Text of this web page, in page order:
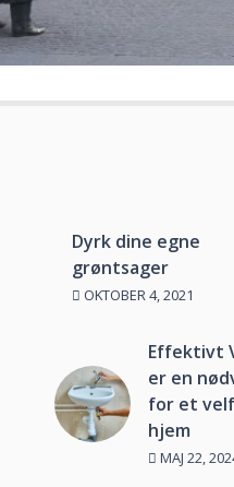
Dyrk dine egne
grøntsager
OKTOBER 4, 2021
Effektivt
er en
for et
hjem
MAJ 22,